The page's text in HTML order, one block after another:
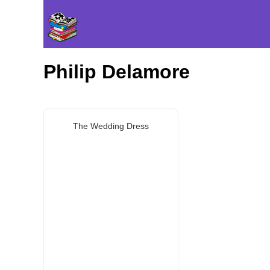
Philip Delamore
The Wedding Dress